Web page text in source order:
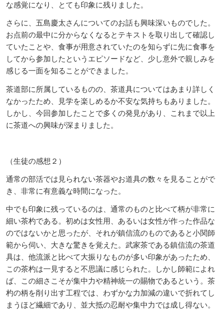
な感覚になり、とても印象に残りました。
さらに、五島慶太さんについてのお話も興味深いものでした。
お点前の最中に分からなくなるとテキストを取り出して確認し
ていたことや、食事が用意されていたのを知らずに先に食事を
してから参加したというエピソードなど、少し意外で親しみを
感じる一面を知ることができました。
茶道部に所属しているものの、茶道具についてはあまり詳しく
なかったため、見学を楽しめるか不安な気持ちもありました。
しかし、今回参加したことで多くの発見があり、これまで以上
に茶道への興味が深まりました。
（生徒の感想２）
通常の部活では見られない茶器やお道具の数々を見ることがで
き、非常に有意義な時間になった。
中でも印象に残っているのは、通常のものと比べて柄が非常に
細い茶杓である。初めは女性用、あるいは女性が作った作品な
のではないかと思ったが、それが鎮信流のものであると小関師
範から伺い、大きな驚きを覚えた。武家茶である鎮信流の茶道
具は、他流派と比べて大振りなものが多い印象があったため、
この茶杓は一見すると不思議に感じられた。しかし師範によれ
ば、この細さこそが集中力や精神統一の賜物であるという。茶
杓の柄を削り出す工程では、わずかな力加減の違いで折れてし
まうほど繊細であり、並大抵の忍耐や集中力では成し得ない。